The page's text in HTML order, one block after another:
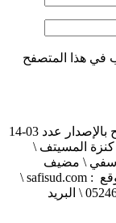
في هذا المتصفح
أسفي جنوب safisud صحيفة إلكترونية \ التصريح بالإصدار عدد 03-14
: كنزة المسيتف \
4 حي كاوكي أسفي \ مضيف
الموقع : النجاح هوت NAJA7HOST \ رابط الموقع : safisud.com \
للتواصل معنا عبر الهاتف 0663881120 \ 0524657231 \ البريد